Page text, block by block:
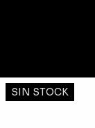
SIN STOCK